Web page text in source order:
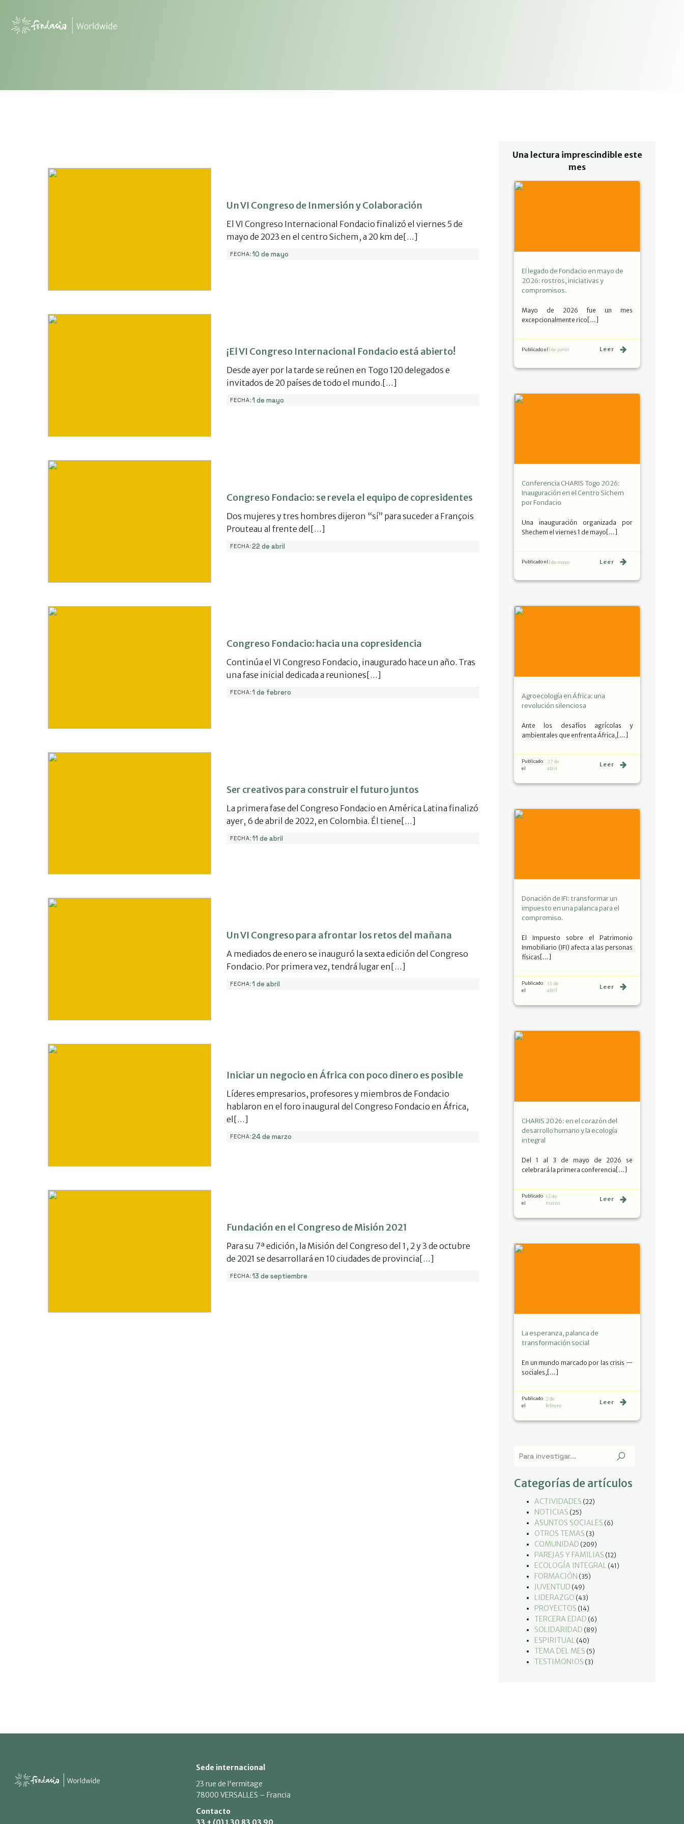
Un VI Congreso de Inmersión y Colaboración
El VI Congreso Internacional Fondacio finalizó el viernes 5 de
mayo de 2023 en el centro Sichem, a 20 km de[…]
FECHA:10 de mayo
¡El VI Congreso Internacional Fondacio está abierto!
Desde ayer por la tarde se reúnen en Togo 120 delegados e
invitados de 20 países de todo el mundo.[…]
FECHA:1 de mayo
Congreso Fondacio: se revela el equipo de copresidentes
Dos mujeres y tres hombres dijeron “sí” para suceder a François
Prouteau al frente del[…]
FECHA:22 de abril
Congreso Fondacio: hacia una copresidencia
Continúa el VI Congreso Fondacio, inaugurado hace un año. Tras
una fase inicial dedicada a reuniones[…]
FECHA:1 de febrero
Ser creativos para construir el futuro juntos
La primera fase del Congreso Fondacio en América Latina finalizó
ayer, 6 de abril de 2022, en Colombia. Él tiene[…]
FECHA:11 de abril
Un VI Congreso para afrontar los retos del mañana
A mediados de enero se inauguró la sexta edición del Congreso
Fondacio. Por primera vez, tendrá lugar en[…]
FECHA:1 de abril
Iniciar un negocio en África con poco dinero es posible
Líderes empresarios, profesores y miembros de Fondacio
hablaron en el foro inaugural del Congreso Fondacio en África,
el[…]
FECHA:24 de marzo
Fundación en el Congreso de Misión 2021
Para su 7ª edición, la Misión del Congreso del 1, 2 y 3 de octubre
de 2021 se desarrollará en 10 ciudades de provincia[…]
FECHA:13 de septiembre
Una lectura imprescindible este
mes
El legado de Fondacio en mayo de
2026: rostros, iniciativas y
compromisos.
Mayo de 2026 fue un mes
excepcionalmente rico[…]
Publicado el3 de junio Leer
Conferencia CHARIS Togo 2026:
Inauguración en el Centro Sichem
por Fondacio
Una inauguración organizada por
Shechem el viernes 1 de mayo[…]
Publicado el3 de mayo Leer
Agroecología en África: una
revolución silenciosa
Ante los desafíos agrícolas y
ambientales que enfrenta África,[…]
Publicado
el
27 de
abril
Leer
Donación de IFI: transformar un
impuesto en una palanca para el
compromiso.
El Impuesto sobre el Patrimonio
Inmobiliario (IFI) afecta a las personas
físicas[…]
Publicado
el
16 de
abril
Leer
CHARIS 2026: en el corazón del
desarrollo humano y la ecología
integral
Del 1 al 3 de mayo de 2026 se
celebrará la primera conferencia[…]
Publicado
el
12 de
marzo
Leer
La esperanza, palanca de
transformación social
En un mundo marcado por las crisis —
sociales,[…]
Publicado
el
2 de
febrero
Leer
Categorías de artículos
ACTIVIDADES (22)
NOTICIAS (25)
ASUNTOS SOCIALES (6)
OTROS TEMAS (3)
COMUNIDAD (209)
PAREJAS Y FAMILIAS (12)
ECOLOGÍA INTEGRAL (41)
FORMACIÓN (35)
JUVENTUD (49)
LIDERAZGO (43)
PROYECTOS (14)
TERCERA EDAD (6)
SOLIDARIDAD (89)
ESPIRITUAL (40)
TEMA DEL MES (5)
TESTIMONIOS (3)
Sede internacional
23 rue de l'ermitage
78000 VERSALLES – Francia
Contacto